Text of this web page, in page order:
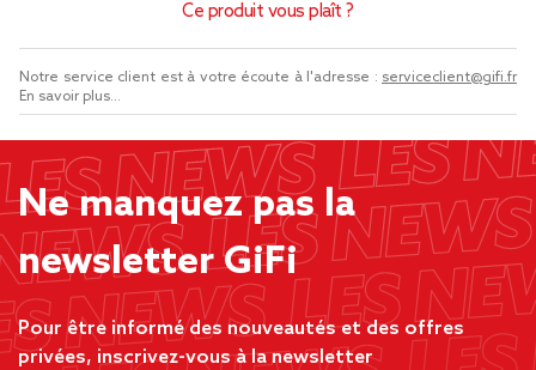
Ce produit vous plaît ?
Notre service client est à votre écoute à l'adresse : serviceclient@gifi.fr
En savoir plus...
Ne manquez pas la
newsletter GiFi
Pour être informé des nouveautés et des offres
privées, inscrivez-vous à la newsletter